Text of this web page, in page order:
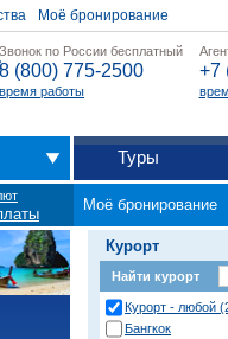
Моё бронирование
Звонок по России бесплатный
8 (800) 775-2500
время работы
+7
Туры
Моё бронирование
Курорт
Найти курорт
Курорт - любой
Бангкок